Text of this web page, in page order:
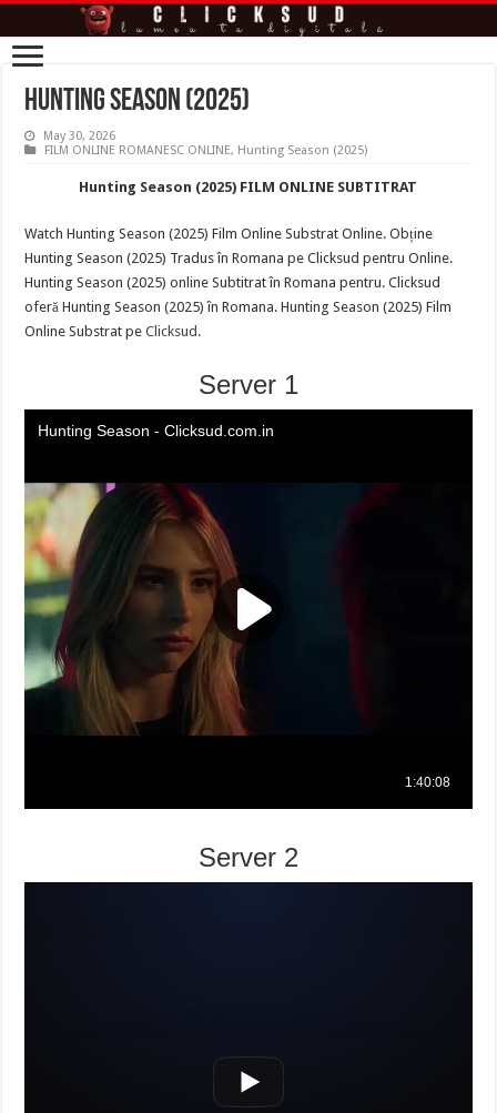
Hunting Season (2025)
May 30, 2026
FILM ONLINE ROMANESC ONLINE, Hunting Season (2025)
Hunting Season (2025) FILM ONLINE SUBTITRAT
Watch Hunting Season (2025) Film Online Substrat Online. Obține
Hunting Season (2025) Tradus în Romana pe Clicksud pentru Online.
Hunting Season (2025) online Subtitrat în Romana pentru. Clicksud
oferă Hunting Season (2025) în Romana. Hunting Season (2025) Film
Online Substrat peClicksud .
Server 1
Server 2